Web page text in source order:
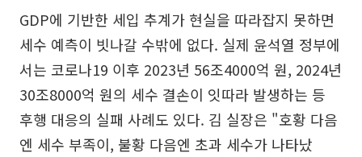
GDP에 기반한 세입 추계가 현실을 따라잡지 못하면
세수 예측이 빗나갈 수밖에 없다. 실제 윤석열 정부에
서는 코로나19 이후 2023년 56조4000억 원, 2024년
30조8000억 원의 세수 결손이 잇따라 발생하는 등
후행 대응의 실패 사례도 있다. 김 실장은 "호황 다음
엔 세수 부족이, 불황 다음엔 초과 세수가 나타났